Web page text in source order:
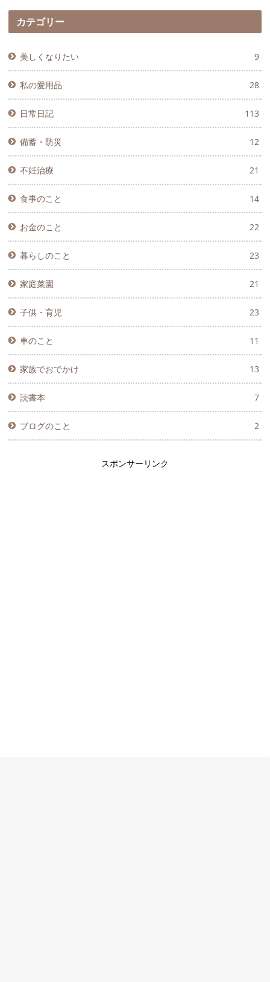
カテゴリー
美しくなりたい 9
私の愛用品 28
日常日記 113
備蓄・防災 12
不妊治療 21
食事のこと 14
お金のこと 22
暮らしのこと 23
家庭菜園 21
子供・育児 23
車のこと 11
家族でおでかけ 13
読書本 7
ブログのこと 2
スポンサーリンク